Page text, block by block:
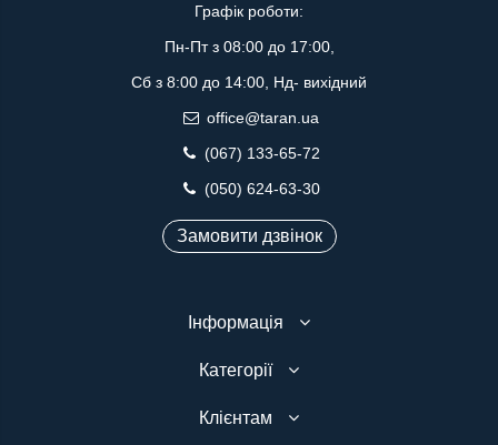
Графік роботи:
Пн-Пт з 08:00 до 17:00,
Сб з 8:00 до 14:00, Нд- вихідний
office@taran.ua
(067) 133-65-72
(050) 624-63-30
Замовити дзвінок
Інформація
Категорії
Клієнтам